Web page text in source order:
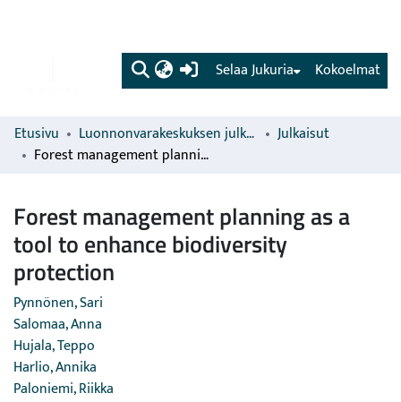
(current) Kokoelmat
Selaa Jukuria
Etusivu Luonnonvarakeskuksen julkaisut
Julkaisut
Forest management planning as a tool to enhance biodiversity protection
Forest management planning as a
tool to enhance biodiversity
protection
Pynnönen, Sari
Salomaa, Anna
Hujala, Teppo
Harlio, Annika
Paloniemi, Riikka